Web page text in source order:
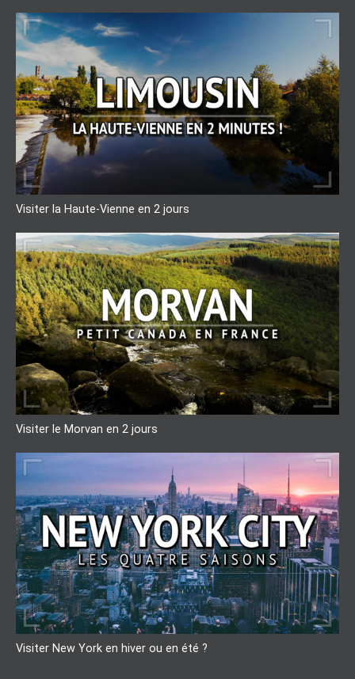
Visiter la Haute-Vienne en 2 jours
Visiter le Morvan en 2 jours
Visiter New York en hiver ou en été ?